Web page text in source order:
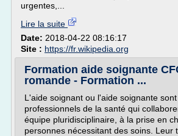
urgentes,...
Lire la suite
Date: 2018-04-22 08:16:17
Site : https://fr.wikipedia.org
Formation aide soignante
romande - Formation ...
L'aide soignant ou l'aide soignante
professionnels de la santé qui
équipe pluridisciplinaire, à la prise en
personnes nécessitant des soins. Leur